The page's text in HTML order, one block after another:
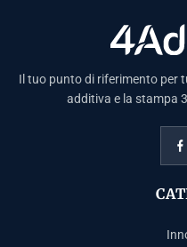
Il tuo punto di riferimento per
additiva e la stampa